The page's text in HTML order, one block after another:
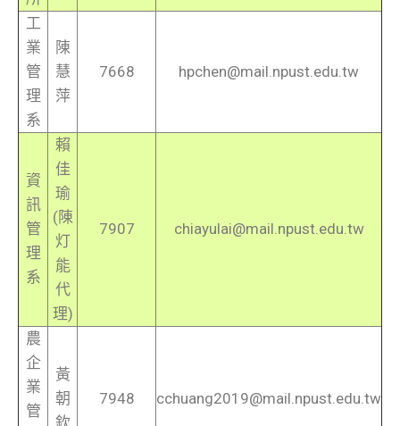
工
業
管
理
系
陳
慧
萍
7668 hpchen@mail.npust.edu.tw
資
訊
管
理
系
賴
佳
瑜
(陳
灯
能
代
理)
7907 chiayulai@mail.npust.edu.tw
農
企
業
管
黃
朝
7948 cchuang2019@mail.npust.edu.tw